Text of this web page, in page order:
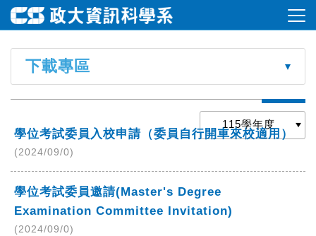
下載專區
學位考試委員入校申請（委員自行開車來校適用）
(2024/09/0)
學位考試委員邀請(Master's Degree
Examination Committee Invitation)
(2024/09/0)